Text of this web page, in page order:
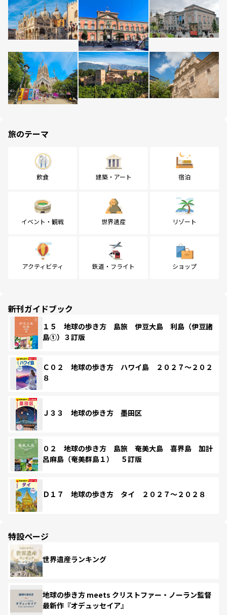
旅のテーマ
飲食 建築・アート 宿泊
イベント・観戦 世界遺産 リゾート
アクティビティ 鉄道・フライト ショップ
新刊ガイドブック
１５ 地球の歩き方 島旅 伊豆大島 利島（伊豆諸
島①）３訂版
Ｃ０２ 地球の歩き方 ハワイ島 ２０２７～２０２
８
Ｊ３３ 地球の歩き方 墨田区
０２ 地球の歩き方 島旅 奄美大島 喜界島 加計
呂麻島（奄美群島１） ５訂版
Ｄ１７ 地球の歩き方 タイ ２０２７～２０２８
特設ページ
世界遺産ランキング
地球の歩き方 meets クリストファー・ノーラン監督
最新作『オデュッセイア』